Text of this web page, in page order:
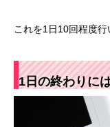
これを1日10回程度行
1日の終わりに